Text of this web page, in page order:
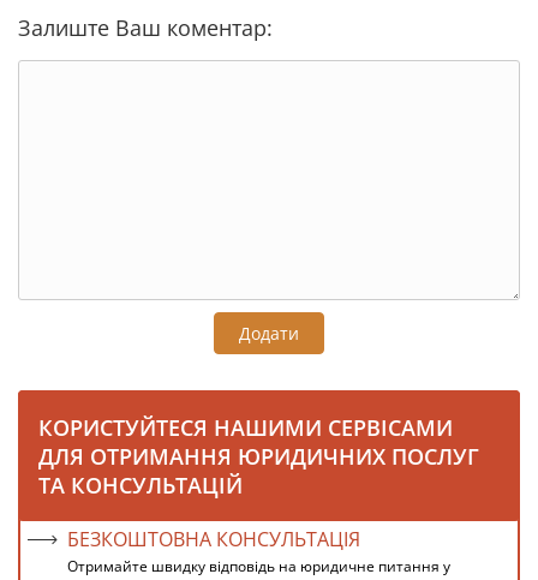
Залиште Ваш коментар:
Додати
КОРИСТУЙТЕСЯ НАШИМИ СЕРВІСАМИ
ДЛЯ ОТРИМАННЯ ЮРИДИЧНИХ ПОСЛУГ
ТА КОНСУЛЬТАЦІЙ
БЕЗКОШТОВНА КОНСУЛЬТАЦІЯ
Отримайте швидку відповідь на юридичне питання у